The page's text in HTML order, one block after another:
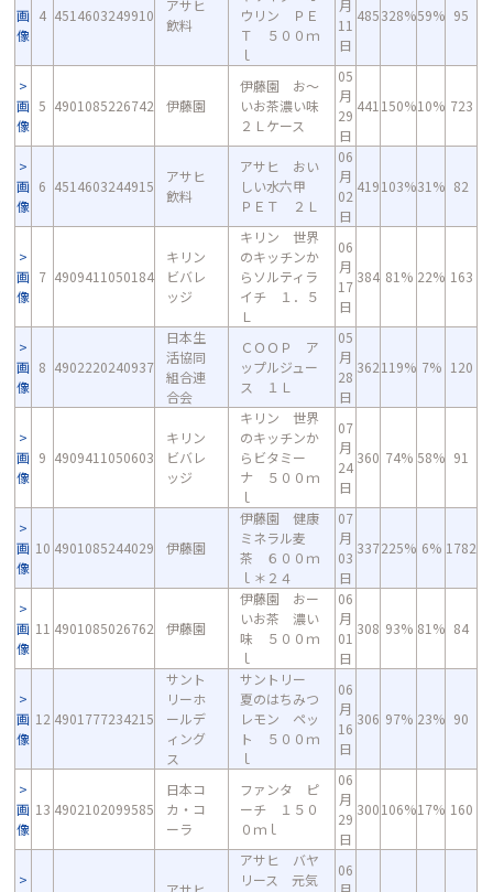
画
像
4 4514603249910
アサヒ
飲料
ウリン ＰＥ
Ｔ ５００ｍ
ｌ
月
11
日
485328%59% 95
画
像
5 4901085226742 伊藤園
伊藤園 お～
いお茶濃い味
２Ｌケース
05
月
29
日
441 150%10% 723
画
像
6 4514603244915
アサヒ
飲料
アサヒ おい
しい水六甲
ＰＥＴ ２Ｌ
06
月
02
日
419103%31% 82
画
像
7 4909411050184
キリン
ビバレ
ッジ
キリン 世界
のキッチンか
らソルティラ
イチ １．５
Ｌ
06
月
17
日
384 81% 22% 163
画
像
8 4902220240937
日本生
活協同
組合連
合会
ＣＯＯＰ ア
ップルジュー
ス １Ｌ
05
月
28
日
362119% 7% 120
画
像
9 4909411050603
キリン
ビバレ
ッジ
キリン 世界
のキッチンか
らビタミー
ナ ５００ｍ
ｌ
07
月
24
日
360 74% 58% 91
画
像
10 4901085244029 伊藤園
伊藤園 健康
ミネラル麦
茶 ６００ｍ
ｌ＊２４
07
月
03
日
337225% 6% 1782
画
像
11 4901085026762 伊藤園
伊藤園 おー
いお茶 濃い
味 ５００ｍ
ｌ
06
月
01
日
308 93% 81% 84
画
像
12 4901777234215
サント
リーホ
ールデ
ィング
ス
サントリー
夏のはちみつ
レモン ペッ
ト ５００ｍ
ｌ
06
月
16
日
306 97% 23% 90
画
像
13 4902102099585
日本コ
カ・コ
ーラ
ファンタ ピ
ーチ １５０
０ｍｌ
06
月
29
日
300106%17% 160
アサヒ バヤ
リース 元気
06